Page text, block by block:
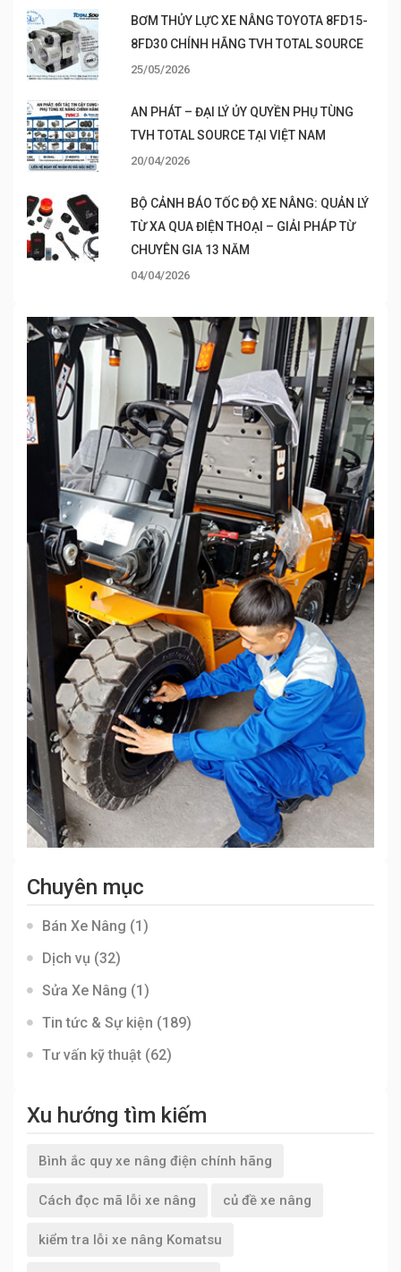
BƠM THỦY LỰC XE NÂNG TOYOTA 8FD15-
8FD30 CHÍNH HÃNG TVH TOTAL SOURCE
25/05/2026
AN PHÁT – ĐẠI LÝ ỦY QUYỀN PHỤ TÙNG
TVH TOTAL SOURCE TẠI VIỆT NAM
20/04/2026
BỘ CẢNH BÁO TỐC ĐỘ XE NÂNG: QUẢN LÝ
TỪ XA QUA ĐIỆN THOẠI – GIẢI PHÁP TỪ
CHUYÊN GIA 13 NĂM
04/04/2026
Chuyên mục
Bán Xe Nâng (1)
Dịch vụ (32)
Sửa Xe Nâng (1)
Tin tức & Sự kiện (189)
Tư vấn kỹ thuật (62)
Xu hướng tìm kiếm
Bình ắc quy xe nâng điện chính hãng
Cách đọc mã lỗi xe nâng củ đề xe nâng
kiểm tra lỗi xe nâng Komatsu